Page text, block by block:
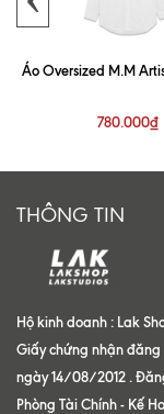
Áo Oversized M.M
780.000₫
THÔNG TIN
Hộ kinh doanh : Lak
Giấy chứng nhận đăng
ngày 14/08/2012 .
Phòng Tài Chính - Kế